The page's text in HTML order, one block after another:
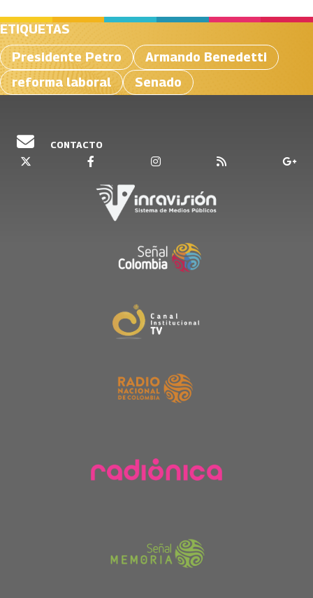
ETIQUETAS
Presidente Petro
Armando Benedetti
reforma laboral
Senado
CONTACTO